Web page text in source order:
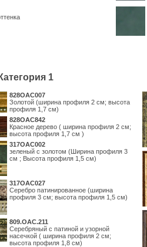
Категория 1
828OAC007
Золотой (ширина профиля 2 см; высота
профиля 1,7 см)
828OAC842
Красное дерево ( ширина профиля 2 см;
высота профиля 1,7 см )
317OAC002
зеленый с золотом (Ширина профиля 3
см ; Высота профиля 1,5 см)
317OAC027
Серебро патинированное (ширина
профиля 3 см; высота профиля 1,5 см)
809.ОАС.211
Серебряный с патиной и узорной
насечкой ( ширина профиля 2 см;
высота профиля 1,8 см)